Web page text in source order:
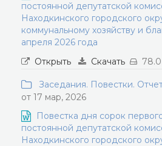
постоянной депутатской
Находкинского городского
коммунальному хозяйству и
апреля 2026 года
Открыть
Скачать
Заседания. Повестки.
от 17 мар, 2026
Повестка дня сорок
постоянной депутатской
Находкинского городского